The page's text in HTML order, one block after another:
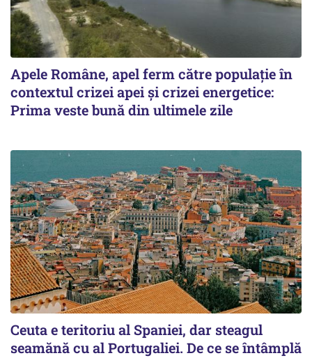
Apele Române, apel ferm către populație în
contextul crizei apei și crizei energetice:
Prima veste bună din ultimele zile
Ceuta e teritoriu al Spaniei, dar steagul
seamănă cu al Portugaliei. De ce se întâmplă